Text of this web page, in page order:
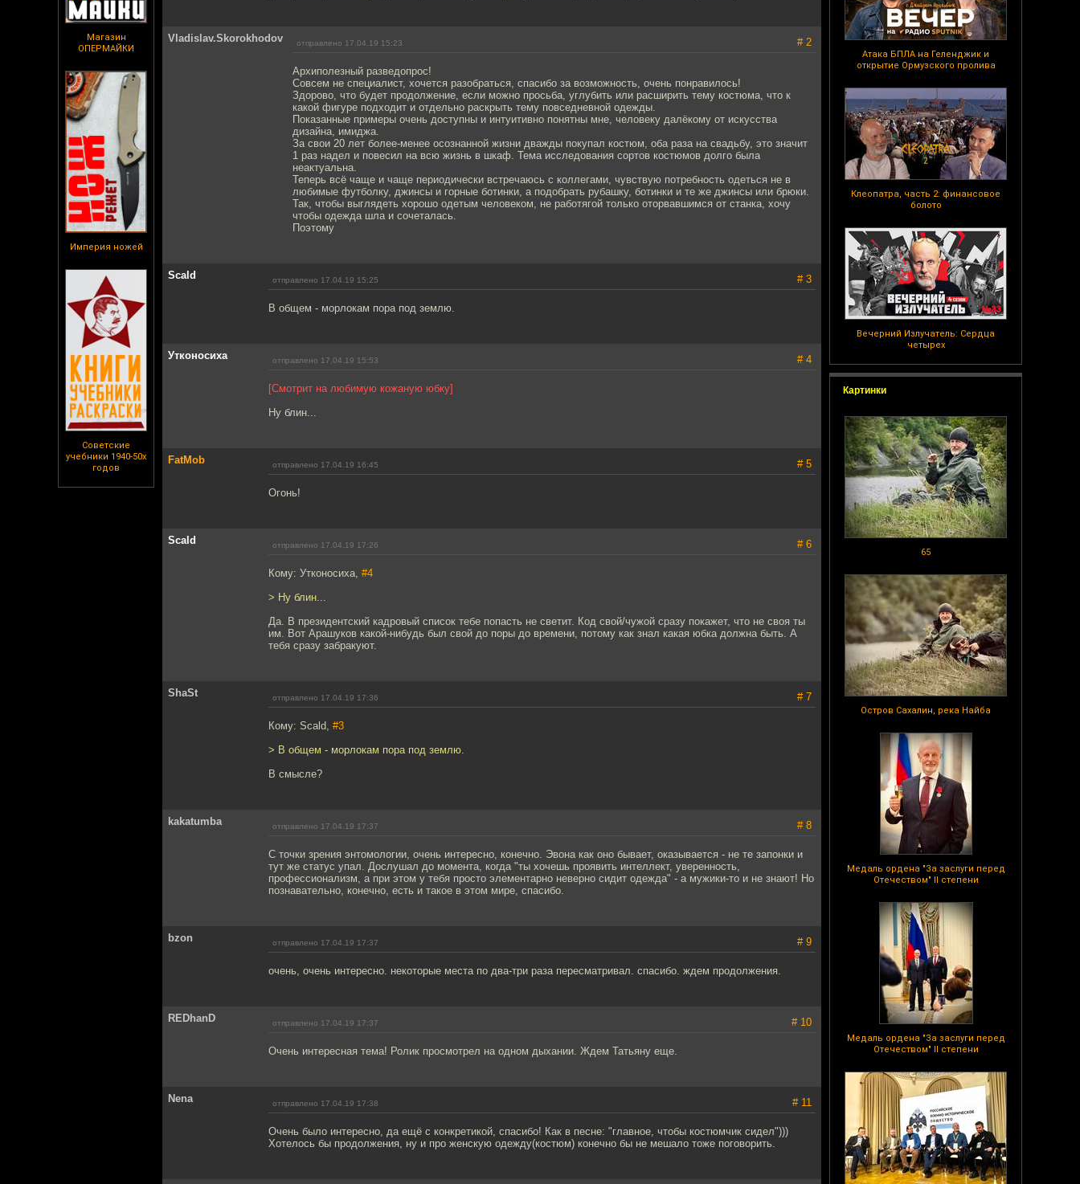
Магазин
ОПЕРМАЙКИ
Империя ножей
Советские
учебники 1940-50х
годов
Атака БПЛА на Геленджик и
открытие Ормузского пролива
Клеопатра, часть 2: финансовое
болото
Вечерний Излучатель: Сердца
четырех
Картинки
65
Остров Сахалин, река Найба
Медаль ордена "За заслуги перед
Отечеством" II степени
Медаль ордена "За заслуги перед
Отечеством" II степени
Vladislav.Skorokhodov отправлено 17.04.19 15:23 # 2
Архиполезный разведопрос!
Совсем не специалист, хочется разобраться, спасибо за возможность, очень понравилось!
Здорово, что будет продолжение, если можно просьба, углубить или расширить тему костюма, что к
какой фигуре подходит и отдельно раскрыть тему повседневной одежды.
Показанные примеры очень доступны и интуитивно понятны мне, человеку далёкому от искусства
дизайна, имиджа.
За свои 20 лет более-менее осознанной жизни дважды покупал костюм, оба раза на свадьбу, это значит
1 раз надел и повесил на всю жизнь в шкаф. Тема исследования сортов костюмов долго была
неактуальна.
Теперь всё чаще и чаще периодически встречаюсь с коллегами, чувствую потребность одеться не в
любимые футболку, джинсы и горные ботинки, а подобрать рубашку, ботинки и те же джинсы или брюки.
Так, чтобы выглядеть хорошо одетым человеком, не работягой только оторвавшимся от станка, хочу
чтобы одежда шла и сочеталась.
Поэтому
Scald отправлено 17.04.19 15:25 # 3
В общем - морлокам пора под землю.
Утконосиха отправлено 17.04.19 15:53 # 4
[Смотрит на любимую кожаную юбку]
Ну блин...
FatMob отправлено 17.04.19 16:45 # 5
Огонь!
Scald отправлено 17.04.19 17:26 # 6
Кому: Утконосиха, #4
> Ну блин...
Да. В президентский кадровый список тебе попасть не светит. Код свой/чужой сразу покажет, что не своя ты
им. Вот Арашуков какой-нибудь был свой до поры до времени, потому как знал какая юбка должна быть. А
тебя сразу забракуют.
ShaSt отправлено 17.04.19 17:36 # 7
Кому: Scald, #3
> В общем - морлокам пора под землю.
В смысле?
kakatumba отправлено 17.04.19 17:37 # 8
С точки зрения энтомологии, очень интересно, конечно. Эвона как оно бывает, оказывается - не те запонки и
тут же статус упал. Дослушал до момента, когда "ты хочешь проявить интеллект, уверенность,
профессионализм, а при этом у тебя просто элементарно неверно сидит одежда" - а мужики-то и не знают! Но
познавательно, конечно, есть и такое в этом мире, спасибо.
bzon отправлено 17.04.19 17:37 # 9
очень, очень интересно. некоторые места по два-три раза пересматривал. спасибо. ждем продолжения.
REDhanD отправлено 17.04.19 17:37 # 10
Очень интересная тема! Ролик просмотрел на одном дыхании. Ждем Татьяну еще.
Nena отправлено 17.04.19 17:38 # 11
Очень было интересно, да ещё с конкретикой, спасибо! Как в песне: "главное, чтобы костюмчик сидел")))
Хотелось бы продолжения, ну и про женскую одежду(костюм) конечно бы не мешало тоже поговорить.